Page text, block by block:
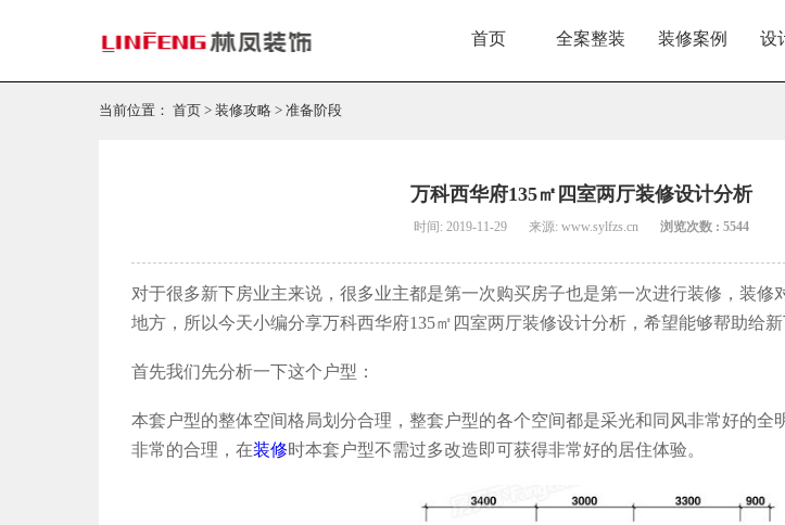
首页 全案整装 装修案例 设
当前位置： 首页 > 装修攻略 > 准备阶段
万科西华府135㎡四室两厅装修设计分析
时间: 2019-11-29 来源: www.sylfzs.cn 浏览次数 : 5544
对于很多新下房业主来说，很多业主都是第一次购买房子也是第一次进行装修，装修
地方，所以今天小编分享万科西华府135㎡四室两厅装修设计分析，希望能够帮助给新
首先我们先分析一下这个户型：
本套户型的整体空间格局划分合理，整套户型的各个空间都是采光和同风非常好的全
非常的合理，在装修时本套户型不需过多改造即可获得非常好的居住体验。